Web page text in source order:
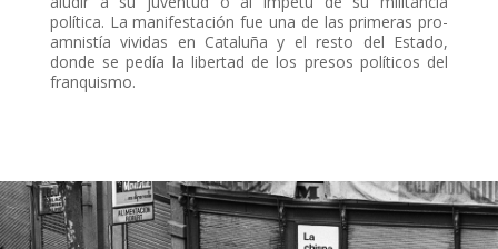
política. La manifestación fue una de las primeras pro-
amnistía vividas en Cataluña y el resto del Estado,
donde se pedía la libertad de los presos políticos del
franquismo.